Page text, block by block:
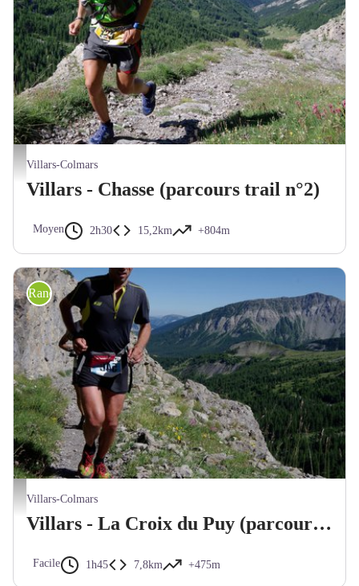
Akuna
Villars-Colmars
Villars - Chasse (parcours trail n°2)
Moyen 2h30 15,2km +804m
Akuna
Randonnée trail
Villars-Colmars
Villars - La Croix du Puy (parcours trail n°1)
Facile 1h45 7,8km +475m